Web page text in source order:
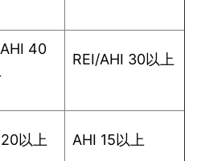
40
REI/AHI 30以上
以上 AHI 15以上